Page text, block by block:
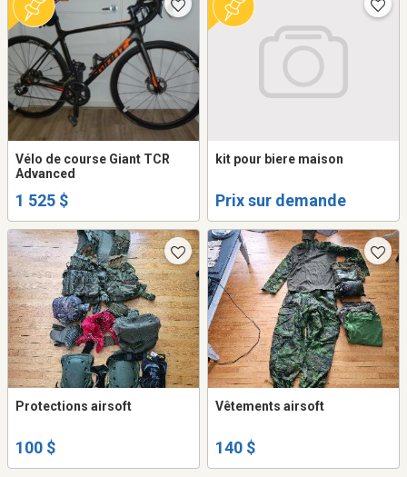
Vélo de course Giant TCR
Advanced
1 525 $
kit pour biere maison
Prix sur demande
Protections airsoft
100 $
Vêtements airsoft
140 $